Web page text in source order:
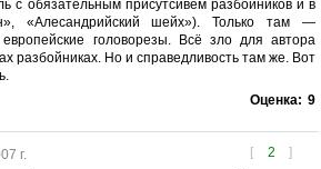
с обязательным присутсивем разбойников и в
«Алесандрийский шейх»). Только там —
головорезы. Всё зло для автора
разбойниках. Но и справедливость там же. Вот
Оценка: 9
[ 2 ]
г.